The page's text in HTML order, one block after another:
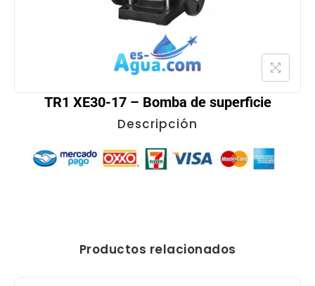
TR1 XE30-17 – Bomba de superficie
Descripción
Productos relacionados